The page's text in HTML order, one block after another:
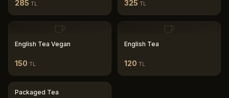
285 TL 325 TL
English Tea Vegan
150 TL
English Tea
120 TL
Packaged Tea